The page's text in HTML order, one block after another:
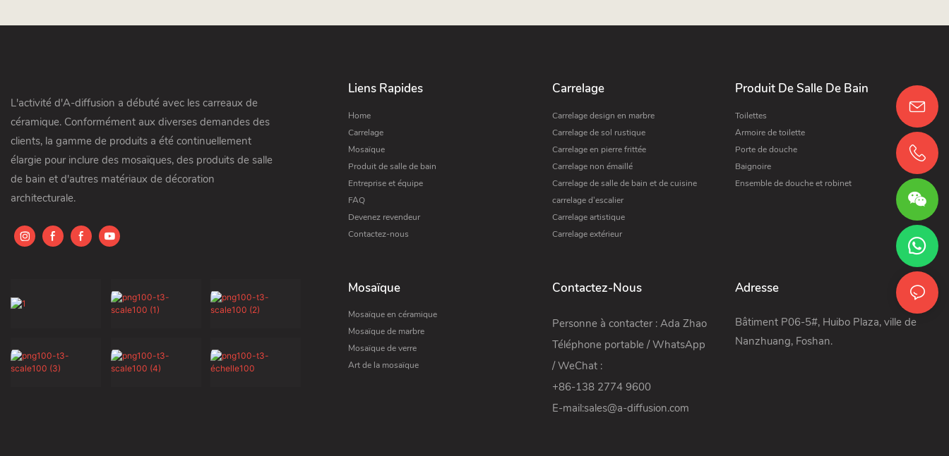
L'activité d'A-diffusion a débuté avec les carreaux de
céramique. Conformément aux diverses demandes des
clients, la gamme de produits a été continuellement
élargie pour inclure des mosaïques, des produits de salle
de bain et d'autres matériaux de décoration
architecturale.
Liens Rapides
Home
Carrelage
Mosaïque
Produit de salle de bain
Entreprise et équipe
FAQ
Devenez revendeur
Contactez-nous
Carrelage
Carrelage design en marbre
Carrelage de sol rustique
Carrelage en pierre frittée
Carrelage non émaillé
Carrelage de salle de bain et de cuisine
carrelage d'escalier
Carrelage artistique
Carrelage extérieur
Produit De Salle De Bain
Toilettes
Armoire de toilette
Porte de douche
Baignoire
Ensemble de douche et robinet
Mosaïque
Mosaïque en céramique
Mosaïque de marbre
Mosaïque de verre
Art de la mosaïque
Contactez-Nous
Personne à contacter : Ada Zhao
Téléphone portable / WhatsApp
/ WeChat :
+86-138 2774 9600
E-mail:sales@a-diffusion.com
Adresse
Bâtiment P06-5#, Huibo Plaza, ville de
Nanzhuang, Foshan.